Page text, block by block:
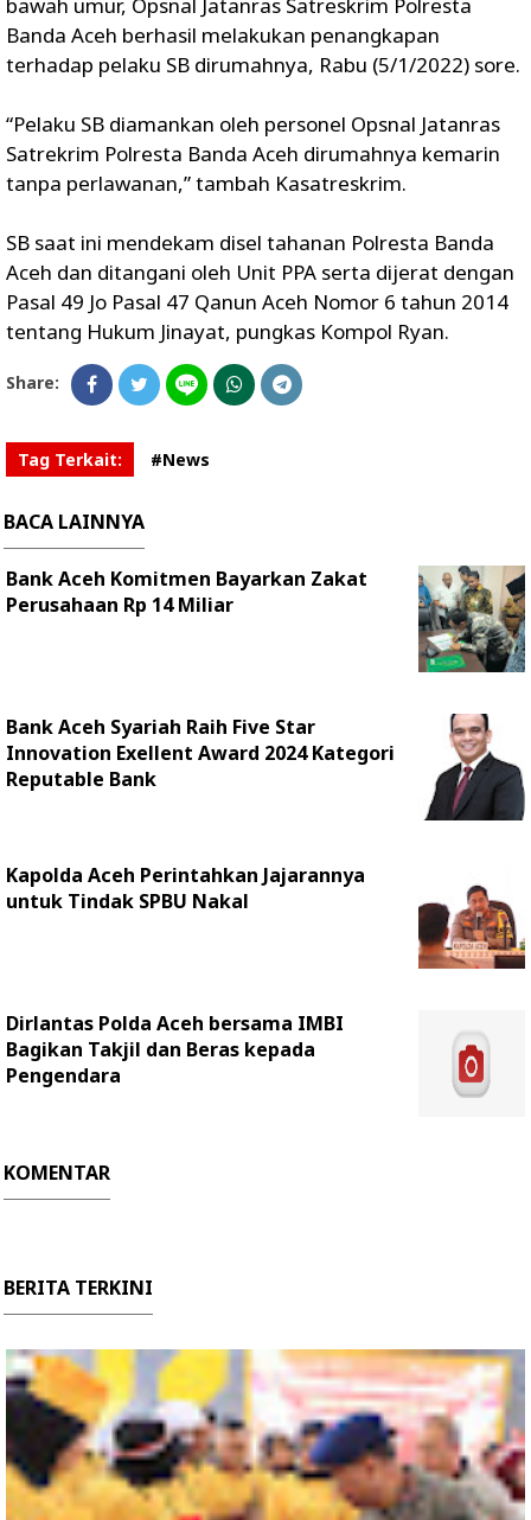
Banda Aceh berhasil melakukan penangkapan
terhadap pelaku SB dirumahnya, Rabu (5/1/2022) sore.
“Pelaku SB diamankan oleh personel Opsnal Jatanras
Satrekrim Polresta Banda Aceh dirumahnya kemarin
tanpa perlawanan,” tambah Kasatreskrim.
SB saat ini mendekam disel tahanan Polresta Banda
Aceh dan ditangani oleh Unit PPA serta dijerat dengan
Pasal 49 Jo Pasal 47 Qanun Aceh Nomor 6 tahun 2014
tentang Hukum Jinayat, pungkas Kompol Ryan.
Share:
Tag Terkait: #News
BACA LAINNYA
Bank Aceh Komitmen Bayarkan Zakat
Perusahaan Rp 14 Miliar
Bank Aceh Syariah Raih Five Star
Innovation Exellent Award 2024 Kategori
Reputable Bank
Kapolda Aceh Perintahkan Jajarannya
untuk Tindak SPBU Nakal
Dirlantas Polda Aceh bersama IMBI
Bagikan Takjil dan Beras kepada
Pengendara
KOMENTAR
BERITA TERKINI